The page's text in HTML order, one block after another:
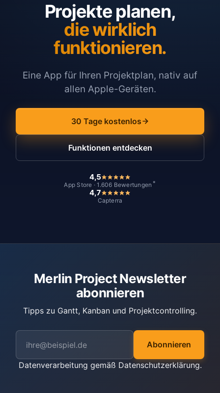
Projekte planen,
die wirklich
funktionieren.
Eine App für Ihren Projektplan, nativ auf
allen Apple-Geräten.
30 Tage kostenlos
Funktionen entdecken
4,5
App Store · 1.606 Bewertungen *
4,7
Capterra
Merlin Project Newsletter
abonnieren
Tipps zu Gantt, Kanban und Projektcontrolling.
Abonnieren
Datenverarbeitung gemäß Datenschutzerklärung.